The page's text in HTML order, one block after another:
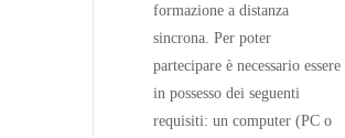
formazione a distanza
sincrona. Per poter
partecipare è necessario essere
in possesso dei seguenti
requisiti: un computer (PC o